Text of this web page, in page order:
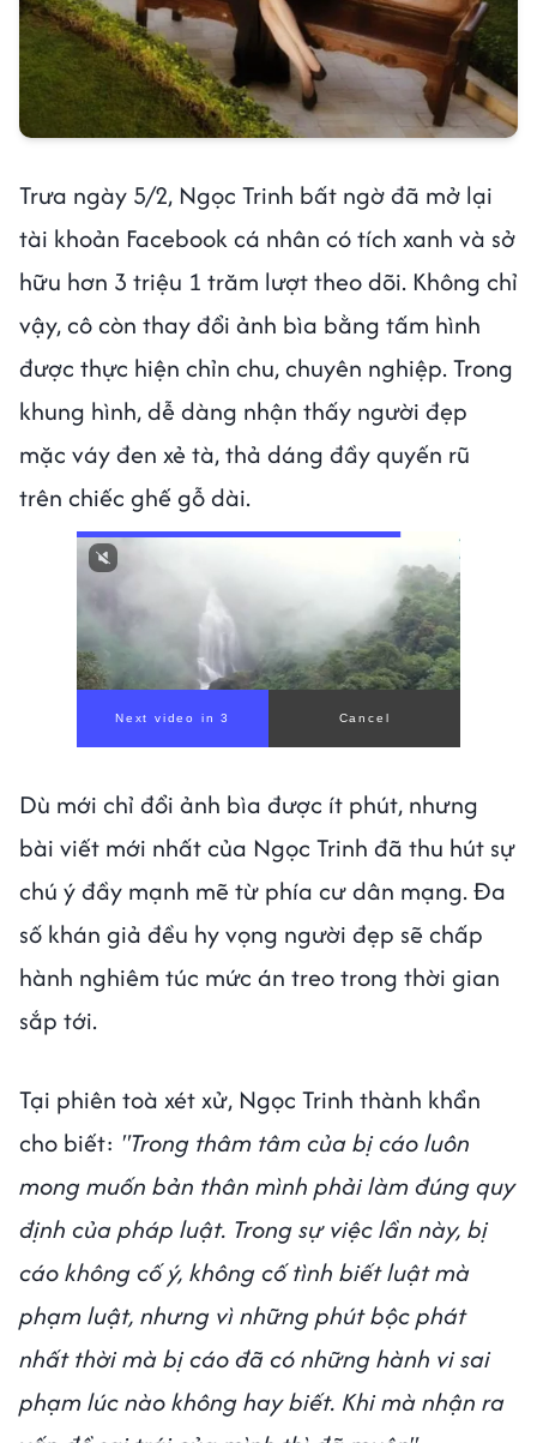
Trưa ngày 5/2, Ngọc Trinh bất ngờ đã mở lại
tài khoản Facebook cá nhân có tích xanh và sở
hữu hơn 3 triệu 1 trăm lượt theo dõi. Không chỉ
vậy, cô còn thay đổi ảnh bìa bằng tấm hình
được thực hiện chỉn chu, chuyên nghiệp. Trong
khung hình, dễ dàng nhận thấy người đẹp
mặc váy đen xẻ tà, thả dáng đầy quyến rũ
trên chiếc ghế gỗ dài.
Dù mới chỉ đổi ảnh bìa được ít phút, nhưng
bài viết mới nhất của Ngọc Trinh đã thu hút sự
chú ý đầy mạnh mẽ từ phía cư dân mạng. Đa
số khán giả đều hy vọng người đẹp sẽ chấp
hành nghiêm túc mức án treo trong thời gian
sắp tới.
Tại phiên toà xét xử, Ngọc Trinh thành khẩn
cho biết: "Trong thâm tâm của bị cáo luôn
mong muốn bản thân mình phải làm đúng quy
định của pháp luật. Trong sự việc lần này, bị
cáo không cố ý, không cố tình biết luật mà
phạm luật, nhưng vì những phút bộc phát
nhất thời mà bị cáo đã có những hành vi sai
phạm lúc nào không hay biết. Khi mà nhận ra